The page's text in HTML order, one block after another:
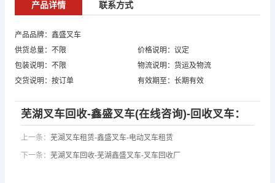
产品详情 联系方式
产品品牌：鑫盛叉车
供货总量：不限
价格说明：议定
包装说明：不限
物流说明：货运及物流
交货说明：按订单
有效期至：长期有效
芜湖叉车回收-鑫盛叉车(在线咨询)-回收叉车：
上一条： 芜湖叉车租赁-鑫盛叉车-电动叉车租赁
下一条： 芜湖叉车回收-芜湖鑫盛叉车-叉车回收厂